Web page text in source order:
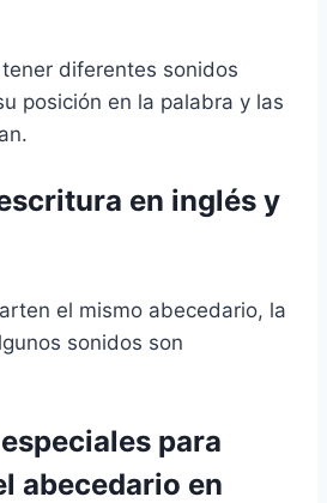
diferentes sonidos
posición en la palabra y las
en inglés y
el mismo abecedario, la
sonidos son
para
abecedario en